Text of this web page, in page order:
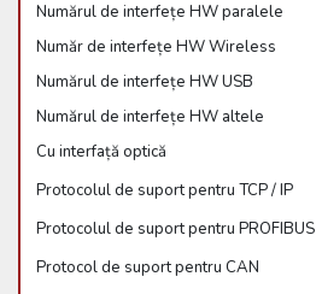
Numărul de interfețe HW paralele
Număr de interfețe HW Wireless
Numărul de interfețe HW USB
Numărul de interfețe HW altele
Cu interfață optică
Protocolul de suport pentru TCP / IP
Protocolul de suport pentru PROFIBUS
Protocol de suport pentru CAN